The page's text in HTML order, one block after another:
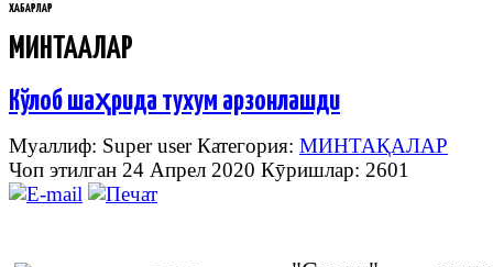
ХАБАРЛАР
МИНТАҚАЛАР
Кўлоб шаҳрида тухум арзонлашди
Муаллиф: Super userКатегория: МИНТАҚАЛАР
Чоп этилган 24 Апрел 2020 Кӯришлар: 2601